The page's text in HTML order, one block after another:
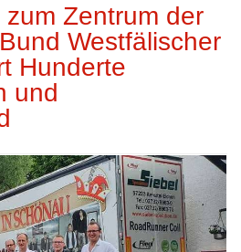
Zentrum der
Westfälischer
Hunderte
und